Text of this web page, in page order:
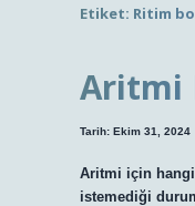
Etiket: Ritim
Aritmi
Tarih: Ekim 31, 2024
Aritmi için hangi
istemediği